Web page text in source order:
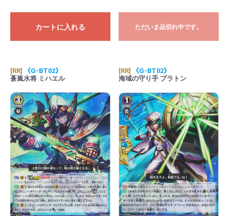
カートに入れる ただいま品切れ中です。
[RR]
《G-BT02》
蒼嵐水将 ミハエル
[RR]
《G-BT02》
海域の守り手 プラトン